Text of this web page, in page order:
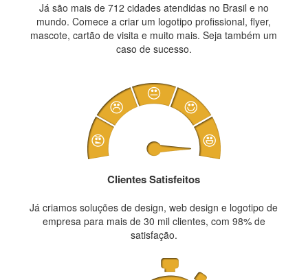
Já são mais de 712 cidades atendidas no Brasil e no
mundo. Comece a criar um logotipo profissional, flyer,
mascote, cartão de visita e muito mais. Seja também um
caso de sucesso.
Clientes Satisfeitos
Já criamos soluções de design, web design e logotipo de
empresa para mais de 30 mil clientes, com 98% de
satisfação.